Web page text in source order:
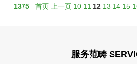
1375 首页 上一页 10 11 12 13 14 15
服务范畴